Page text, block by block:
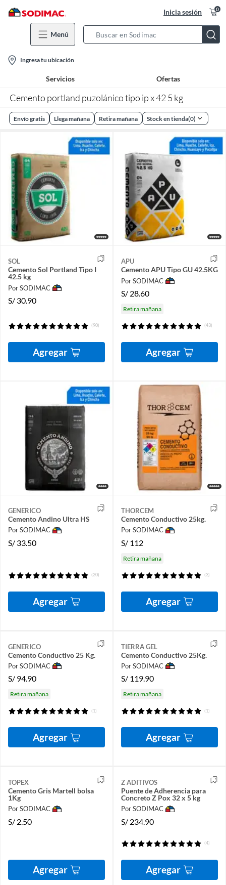
Inicia sesión 0
Menú
Bar
location-
icon
Ingresa tu ubicación
Servicios Ofertas
Cemento portland puzolánico tipo ip x 42 5 kg
Envío gratis Llega mañana Retira mañana Stock en tienda(0)
SOL
Cemento Sol Portland Tipo I
42.5 kg
Por SODIMAC
S/ 30.90
(90)
Agregar
APU
Cemento APU Tipo GU 42.5KG
Por SODIMAC
S/ 28.60
Retira mañana
(43)
Agregar
GENERICO
Cemento Andino Ultra HS
Por SODIMAC
S/ 33.50
(20)
Agregar
THORCEM
Cemento Conductivo 25kg.
Por SODIMAC
S/ 112
Retira mañana
(3)
Agregar
GENERICO
Cemento Conductivo 25 Kg.
Por SODIMAC
S/ 94.90
Retira mañana
(1)
Agregar
TIERRA GEL
Cemento Conductivo 25Kg.
Por SODIMAC
S/ 119.90
Retira mañana
(1)
Agregar
TOPEX
Cemento Gris Martell bolsa
1Kg
Por SODIMAC
S/ 2.50
Agregar
Z ADITIVOS
Puente de Adherencia para
Concreto Z Pox 32 x 5 kg
Por SODIMAC
S/ 234.90
(4)
Agregar